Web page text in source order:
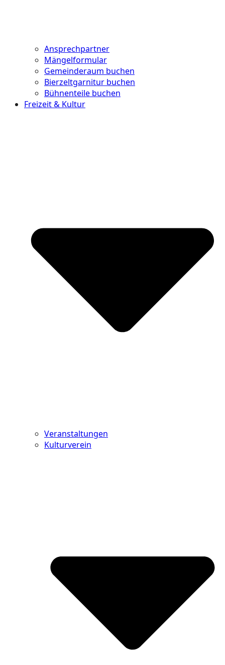
Ansprechpartner
Mängelformular
Gemeinderaum buchen
Bierzeltgarnitur buchen
Bühnenteile buchen
Freizeit & Kultur
Veranstaltungen
Kulturverein